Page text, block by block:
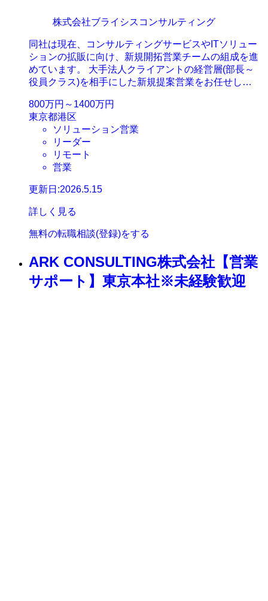
株式会社ブライシスコンサルティング
同社は現在、コンサルティングサービスやITソリュー
ションの拡販に向け、新規開拓営業チームの組成を進
めています。 大手法人クライアントの経営層(部長～
役員クラス)を相手にした新規提案営業をお任せし…
800万円～1400万円
東京都港区
ソリューション営業
リーダー
リモート
営業
更新日:2026.5.15
詳しく見る
無料の転職相談(登録)をする
ARK CONSULTING株式会社【営業
サポート】東京本社※未経験歓迎